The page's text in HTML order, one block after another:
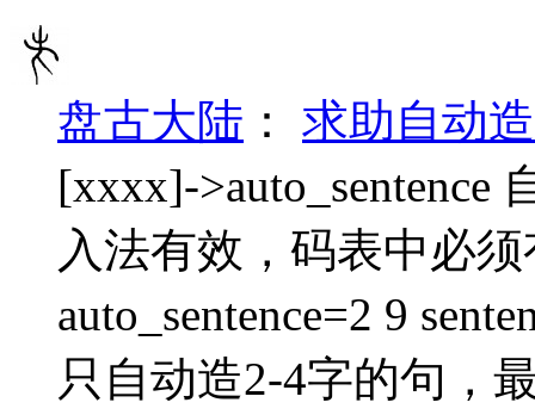
盘古大陆 ： 求助自动
[xxxx]->auto_sentence
入法有效，码表中必
auto_sentence=2 9
只自动造2-4字的句，